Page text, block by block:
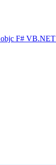
objc F# VB.NET